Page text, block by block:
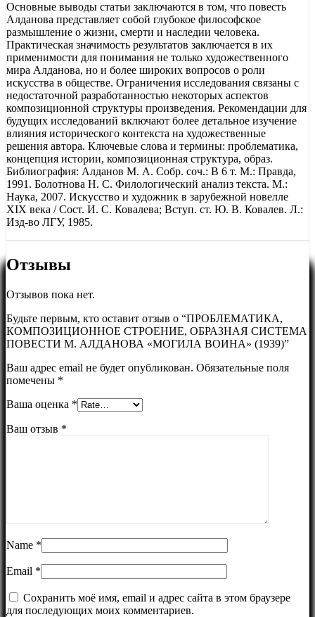
Основные выводы статьи заключаются в том, что повесть
Алданова представляет собой глубокое философское
размышление о жизни, смерти и наследии человека.
Практическая значимость результатов заключается в их
применимости для понимания не только художественного
мира Алданова, но и более широких вопросов о роли
искусства в обществе. Ограничения исследования связаны с
недостаточной разработанностью некоторых аспектов
композиционной структуры произведения. Рекомендации для
будущих исследований включают более детальное изучение
влияния исторического контекста на художественные
решения автора. Ключевые слова и термины: проблематика,
концепция истории, композиционная структура, образ.
Библиография: Алданов М. А. Собр. соч.: В 6 т. М.: Правда,
1991. Болотнова Н. С. Филологический анализ текста. М.:
Наука, 2007. Искусство и художник в зарубежной новелле
ХIX века / Сост. И. С. Ковалева; Вступ. ст. Ю. В. Ковалев. Л.:
Изд-во ЛГУ, 1985.
Отзывы
Отзывов пока нет.
Будьте первым, кто оставит отзыв о “ПРОБЛЕМАТИКА,
КОМПОЗИЦИОННОЕ СТРОЕНИЕ, ОБРАЗНАЯ СИСТЕМА
ПОВЕСТИ М. АЛДАНОВА «МОГИЛА ВОИНА» (1939)”
Ваш адрес email не будет опубликован. Обязательные поля
помечены *
Ваша оценка *
Ваш отзыв *
Name *
Email *
Сохранить моё имя, email и адрес сайта в этом браузере
для последующих моих комментариев.